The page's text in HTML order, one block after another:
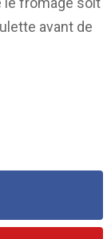
avant de